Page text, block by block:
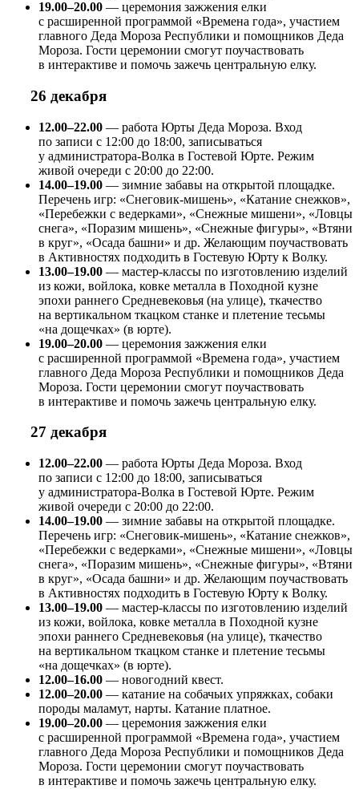
19.00–20.00 — церемония зажжения елки
с расширенной программой «Времена года», участием
главного Деда Мороза Республики и помощников Деда
Мороза. Гости церемонии смогут поучаствовать
в интерактиве и помочь зажечь центральную елку.
26 декабря
12.00–22.00 — работа Юрты Деда Мороза. Вход
по записи с 12:00 до 18:00, записываться
у администратора-Волка в Гостевой Юрте. Режим
живой очереди с 20:00 до 22:00.
14.00–19.00 — зимние забавы на открытой площадке.
Перечень игр: «Снеговик-мишень», «Катание снежков»,
«Перебежки с ведерками», «Снежные мишени», «Ловцы
снега», «Поразим мишень», «Снежные фигуры», «Втяни
в круг», «Осада башни» и др. Желающим поучаствовать
в Активностях подходить в Гостевую Юрту к Волку.
13.00–19.00 — мастер-классы по изготовлению изделий
из кожи, войлока, ковке металла в Походной кузне
эпохи раннего Средневековья (на улице), ткачество
на вертикальном ткацком станке и плетение тесьмы
«на дощечках» (в юрте).
19.00–20.00 — церемония зажжения елки
с расширенной программой «Времена года», участием
главного Деда Мороза Республики и помощников Деда
Мороза. Гости церемонии смогут поучаствовать
в интерактиве и помочь зажечь центральную елку.
27 декабря
12.00–22.00 — работа Юрты Деда Мороза. Вход
по записи с 12:00 до 18:00, записываться
у администратора-Волка в Гостевой Юрте. Режим
живой очереди с 20:00 до 22:00.
14.00–19.00 — зимние забавы на открытой площадке.
Перечень игр: «Снеговик-мишень», «Катание снежков»,
«Перебежки с ведерками», «Снежные мишени», «Ловцы
снега», «Поразим мишень», «Снежные фигуры», «Втяни
в круг», «Осада башни» и др. Желающим поучаствовать
в Активностях подходить в Гостевую Юрту к Волку.
13.00–19.00 — мастер-классы по изготовлению изделий
из кожи, войлока, ковке металла в Походной кузне
эпохи раннего Средневековья (на улице), ткачество
на вертикальном ткацком станке и плетение тесьмы
«на дощечках» (в юрте).
12.00–16.00 — новогодний квест.
12.00–20.00 — катание на собачьих упряжках, собаки
породы маламут, нарты. Катание платное.
19.00–20.00 — церемония зажжения елки
с расширенной программой «Времена года», участием
главного Деда Мороза Республики и помощников Деда
Мороза. Гости церемонии смогут поучаствовать
в интерактиве и помочь зажечь центральную елку.